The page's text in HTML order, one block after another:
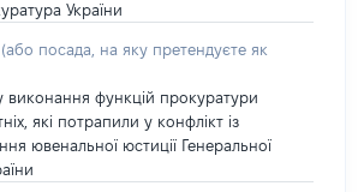
України
(або посада, на яку претендуєте як
виконання функцій прокуратури
які потрапили у конфлікт із
ювенальної юстиції Генеральної